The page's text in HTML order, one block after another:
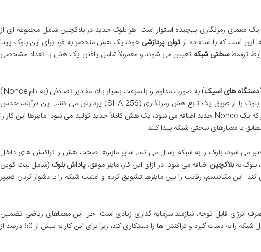
یک معمای رمزنگاری پیچیده استوار است. هر بلوک جدید در بلاکچین شامل مجموعه ای از
است که با استفاده ازتوان پردازشی خود، یک هش منحصر به فرد برای این بلوک پیدا
توسطسختی شبکه تعیین می شوند و معمولاً شامل یافتن یک هش با تعداد مشخصی
دستگاه های اسیک
) به صورت مداوم و با سرعت بسیار بالا، مقادیر تصادفی (به نام Nonce)
را به داده های بلوک اضافه کرده و سپس کل بلوک را از طریق یک تابع هش رمزنگاری (SHA-256) پردازش می کنند. این فرآیند، حدس
زدن و آزمون و خطای بی شماری است. هر بار که یک Nonce جدید اضافه می شود، یک هش کاملاً جدید تولید می شود. ماینرها این کار را
با معیارهای سختی شبکه پیدا کنند.
می شود، بلوک را به شبکه ارسال می کند. سایر ماینرها صحت هش و تراکنش های داخل
بلوک بهبلاکچین اضافه می شود. در ازای این کار، ماینر موفق،پاداش بلوک (شامل بیت کوین
این مکانیسم، رقابت را بین ماینرها تشویق کرده و امنیت شبکه را با دشوار کردن تغییر
انرژی قابل توجه، نیازمند سرمایه گذاری زیادی است. حل این معماهای ریاضی تضمین
را به دست گیرد و تراکنش ها را دستکاری کند، زیرا برای این کار به بیش از 50 درصد از